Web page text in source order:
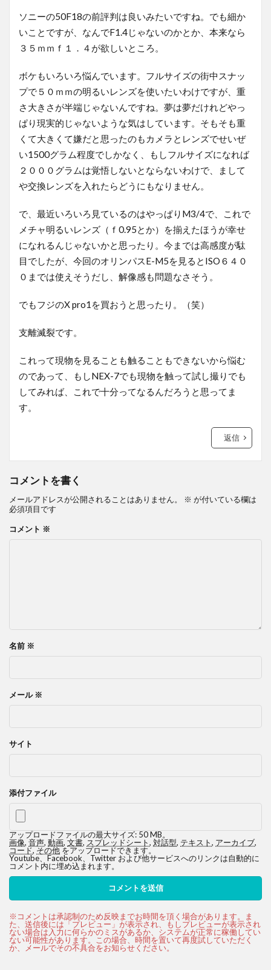
ソニーの50F18の前評判は良いみたいですね。でも細か
いことですが、なんでF1.4じゃないのかとか、本来なら
３５ｍｍｆ１．４が欲しいところ。
ボケもいろいろ悩んでいます。フルサイズの街中スナッ
プで５０ｍｍの明るいレンズを使いたいわけですが、重
さ大きさが半端じゃないんですね。夢は夢だけれどやっ
ぱり現実的じゃないような気はしています。そもそも重
くて大きくて嫌だと思ったのもカメラとレンズでせいぜ
い1500グラム程度でしかなく、もしフルサイズになれば
２０００グラムは覚悟しないとならないわけで、まして
や交換レンズを入れたらどうにもなりません。
で、最近いろいろ見ているのはやっぱりM3/4で、これで
メチャ明るいレンズ（ｆ0.95とか）を揃えたほうが幸せ
になれるんじゃないかと思ったり。今までは高感度が駄
目でしたが、今回のオリンパスE-M5を見るとISO６４０
０までは使えそうだし、解像感も問題なさそう。
でもフジのX pro1を買おうと思ったり。（笑）
支離滅裂です。
これって現物を見ることも触ることもできないから悩む
のであって、もしNEX-7でも現物を触って試し撮りでも
してみれば、これで十分ってなるんだろうと思ってま
す。
返信
コメントを書く
メールアドレスが公開されることはありません。 ※ が付いている欄は
必須項目です
コメント ※
名前 ※
メール ※
サイト
添付ファイル
アップロードファイルの最大サイズ: 50 MB。
画像,音声, 動画,文書, スプレッドシート, 対話型, テキスト, アーカイブ,
コード,その他をアップロードできます。
Youtube、Facebook、Twitter および他サービスへのリンクは自動的に
コメント内に埋め込まれます。